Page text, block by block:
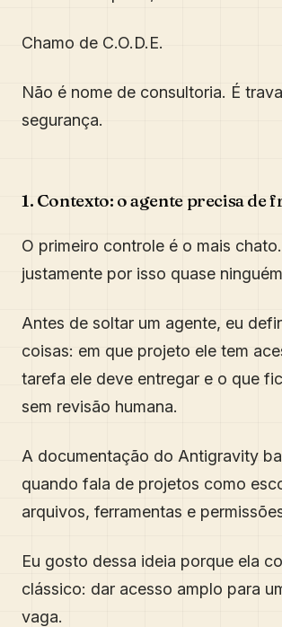
Chamo de C.O.D.E.
Não é nome de consultoria. É
segurança.
1. Contexto: o agente precisa de
O primeiro controle é o mais
justamente por isso quase
Antes de soltar um agente, eu
coisas: em que projeto ele tem
tarefa ele deve entregar e o que
sem revisão humana.
A documentação do Antigravity
quando fala de projetos como
arquivos, ferramentas e
Eu gosto dessa ideia porque ela
clássico: dar acesso amplo para
vaga.